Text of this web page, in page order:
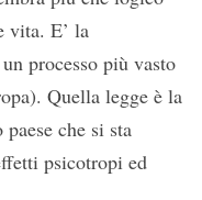
vita. E’ la
processo più vasto
Quella legge è la
che si sta
psicotropi ed